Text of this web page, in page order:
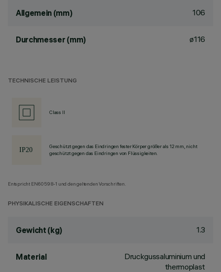
Allgemein (mm) 106
Durchmesser (mm) ø116
TECHNISCHE LEISTUNG
Class II
Geschützt gegen das Eindringen fester Körper größer als 12 mm, nicht
geschützt gegen das Eindringen von Flüssigkeiten.
Entspricht EN60598-1 und den geltenden Vorschriften.
PHYSIKALISCHE EIGENSCHAFTEN
Gewicht (kg) 1.3
Material
Druckgussaluminium und
thermoplast